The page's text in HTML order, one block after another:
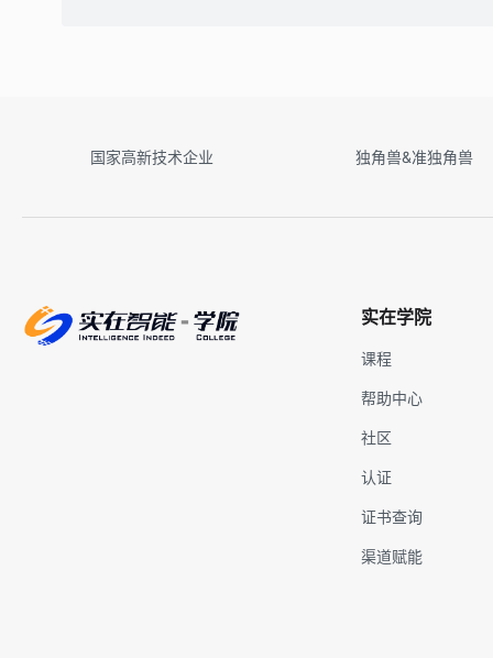
国家高新技术企业 独角兽&准独角兽
实在学院
课程
帮助中心
社区
认证
证书查询
渠道赋能